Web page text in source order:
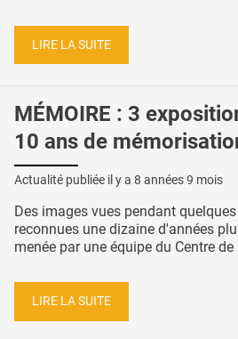
LIRE LA SUITE
MÉMOIRE : 3
10 ans de
Actualité publiée il y a 8 années 9 mois
Des images vues pendant
reconnues une dizaine d'années
menée par une équipe du Centre de
LIRE LA SUITE